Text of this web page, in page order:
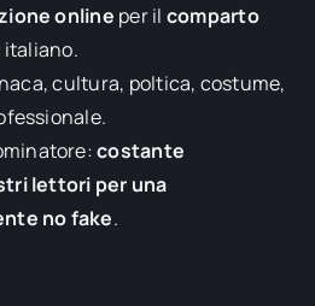
online per il comparto
italiano.
cultura, poltica, costume,
costante
lettori per una
no fake.